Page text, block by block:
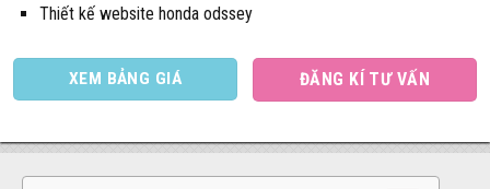
Thiết kế website honda odssey
XEM BẢNG GIÁ ĐĂNG KÍ TƯ VẤN